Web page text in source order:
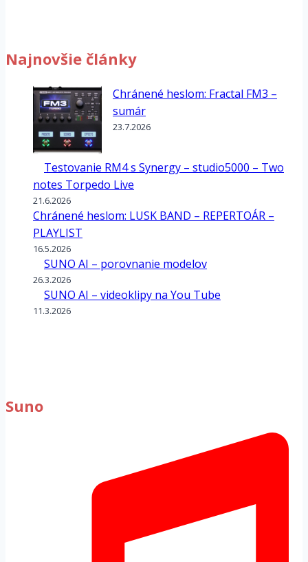
Najnovšie články
Chránené heslom: Fractal FM3 –
sumár
23.7.2026
Testovanie RM4 s Synergy – studio5000 – Two
notes Torpedo Live
21.6.2026
Chránené heslom: LUSK BAND – REPERTOÁR –
PLAYLIST
16.5.2026
SUNO AI – porovnanie modelov
26.3.2026
SUNO AI – videoklipy na You Tube
11.3.2026
Suno